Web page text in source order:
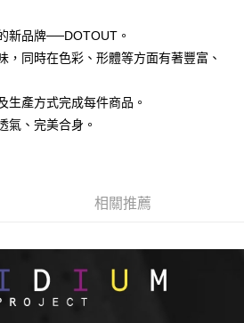
」，訂單成立後會自動跳轉到大哥付的交易
分期的期數、繳款截止日，確認付款後即完
用金額請依後續交易確認頁面所載為準。
況，表示未達大哥付你分期系統評分，恕無
大哥付你分期」於每月結算日後寄送繳費提
購買商品或服務，並由商店將買賣／分期付款
你分期」之契約關係目的，商店將以您的個人
）提供予台灣大哥大進項蒐集、處理及利用，
之後才付款」的支付方式。 讓您購物簡單
綁卡、不需儲值。
訊認證，即可結帳。
後，再付款。
內，點擊此簡訊中的連結，可透過四大超商／
先享後付 」之結帳頁面顯示為準，若有關於
欲退款等相關疑問，請聯繫「AFTEE先享後付
以上)免運費
以上)免運費
以上)免運費
新品牌──DOTOUT。
，同時在色彩、形體等方面有著豐富、
生產方式完成每件商品。
氣、完美合身。
相關推薦